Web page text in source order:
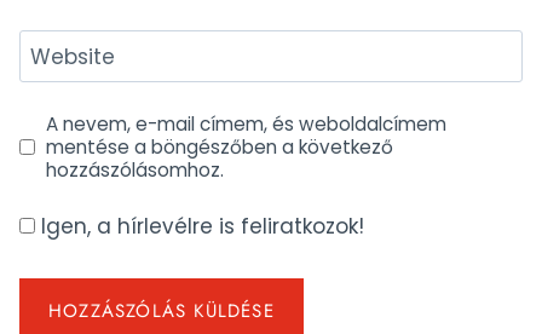
Website
A nevem, e-mail címem, és weboldalcímem
mentése a böngészőben a következő
hozzászólásomhoz.
Igen, a hírlevélre is feliratkozok!